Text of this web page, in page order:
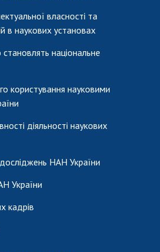
власності та
в наукових установах
національне
користування науковими
діяльності наукових
НАН України
України
кадрів